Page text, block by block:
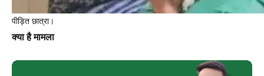
पीड़ित छात्रा।
क्या है मामला